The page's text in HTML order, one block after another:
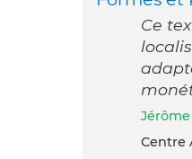
Ce
Centre